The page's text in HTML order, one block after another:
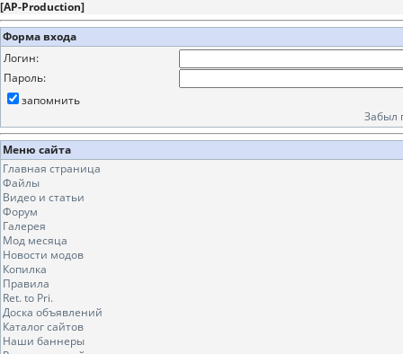
[AP-Production]
Форма входа
Логин:
Пароль:
запомнить
Забыл
Меню сайта
Главная страница
Файлы
Видео и статьи
Форум
Галерея
Мод месяца
Новости модов
Копилка
Правила
Ret. to Pri.
Доска объявлений
Каталог сайтов
Наши баннеры